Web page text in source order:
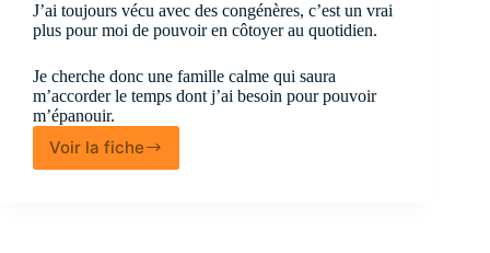
J’ai toujours vécu avec des congénères, c’est un vrai
plus pour moi de pouvoir en côtoyer au quotidien.
Je cherche donc une famille calme qui saura
m’accorder le temps dont j’ai besoin pour pouvoir
m’épanouir.
Voir la fiche
Ridley